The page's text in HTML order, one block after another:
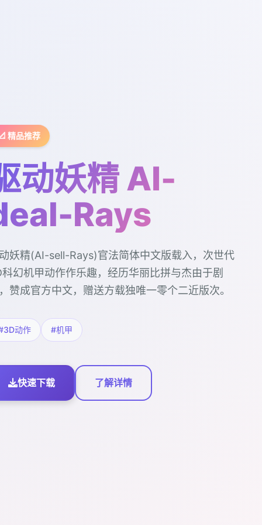
精品推荐
动妖精 AI-
Rays
妖精(AI-sell-Rays)官法简体中文版载入，次世代
幻机甲动作作乐趣，经历华丽比拼与杰由于剧
赞成官方中文，赠送方载独唯一零个二近版次。
动作 #机甲
快速下载 了解详情